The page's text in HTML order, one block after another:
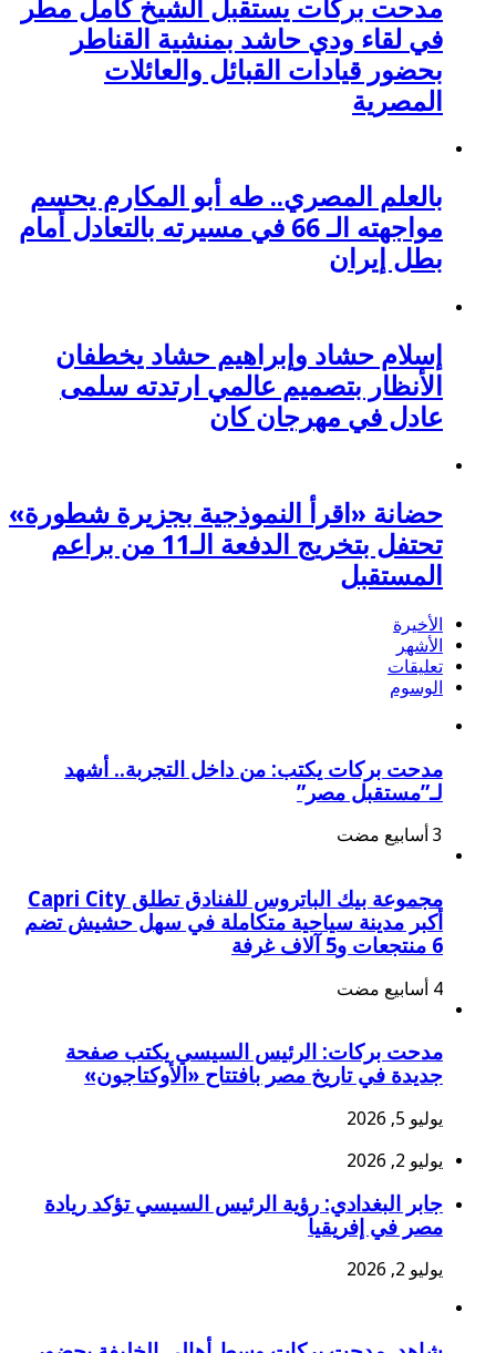
مدحت بركات يستقبل الشيخ كامل مطر
في لقاء ودي حاشد بمنشية القناطر
بحضور قيادات القبائل والعائلات
المصرية
بالعلم المصري.. طه أبو المكارم يحسم
مواجهته الـ 66 في مسيرته بالتعادل أمام
بطل إيران
إسلام حشاد وإبراهيم حشاد يخطفان
الأنظار بتصميم عالمي ارتدته سلمى
عادل في مهرجان كان
حضانة «اقرأ النموذجية بجزيرة شطورة»
تحتفل بتخريج الدفعة الـ11 من براعم
المستقبل
الأخيرة
الأشهر
تعليقات
الوسوم
مدحت بركات يكتب: من داخل التجربة.. أشهد
لـ”مستقبل مصر”
مجموعة بيك الباتروس للفنادق تطلق Capri City
أكبر مدينة سياحية متكاملة في سهل حشيش تضم
6 منتجعات و5 آلاف غرفة
مدحت بركات: الرئيس السيسي يكتب صفحة
جديدة في تاريخ مصر بافتتاح «الأوكتاجون»
يوليو 5, 2026
يوليو 2, 2026
جابر البغدادي: رؤية الرئيس السيسي تؤكد ريادة
مصر في إفريقيا
يوليو 2, 2026